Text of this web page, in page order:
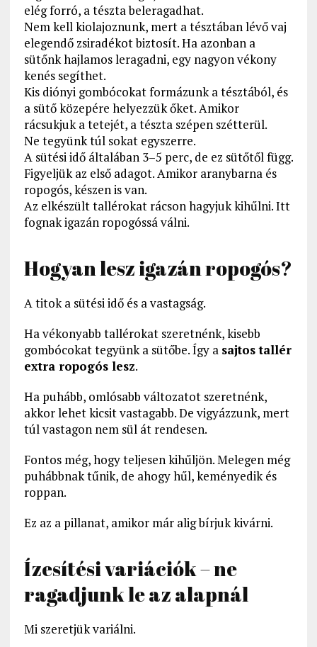
elég forró, a tészta beleragadhat.
Nem kell kiolajoznunk, mert a tésztában lévő vaj
elegendő zsiradékot biztosít. Ha azonban a
sütőnk hajlamos leragadni, egy nagyon vékony
kenés segíthet.
Kis diónyi gombócokat formázunk a tésztából, és
a sütő közepére helyezzük őket. Amikor
rácsukjuk a tetejét, a tészta szépen szétterül.
Ne tegyünk túl sokat egyszerre.
A sütési idő általában 3–5 perc, de ez sütőtől függ.
Figyeljük az első adagot. Amikor aranybarna és
ropogós, készen is van.
Az elkészült tallérokat rácson hagyjuk kihűlni. Itt
fognak igazán ropogóssá válni.
Hogyan lesz igazán ropogós?
A titok a sütési idő és a vastagság.
Ha vékonyabb tallérokat szeretnénk, kisebb
gombócokat tegyünk a sütőbe. Így a sajtos tallér
extra ropogós lesz.
Ha puhább, omlósabb változatot szeretnénk,
akkor lehet kicsit vastagabb. De vigyázzunk, mert
túl vastagon nem sül át rendesen.
Fontos még, hogy teljesen kihűljön. Melegen még
puhábbnak tűnik, de ahogy hűl, keményedik és
roppan.
Ez az a pillanat, amikor már alig bírjuk kivárni.
Ízesítési variációk – ne
ragadjunk le az alapnál
Mi szeretjük variálni.